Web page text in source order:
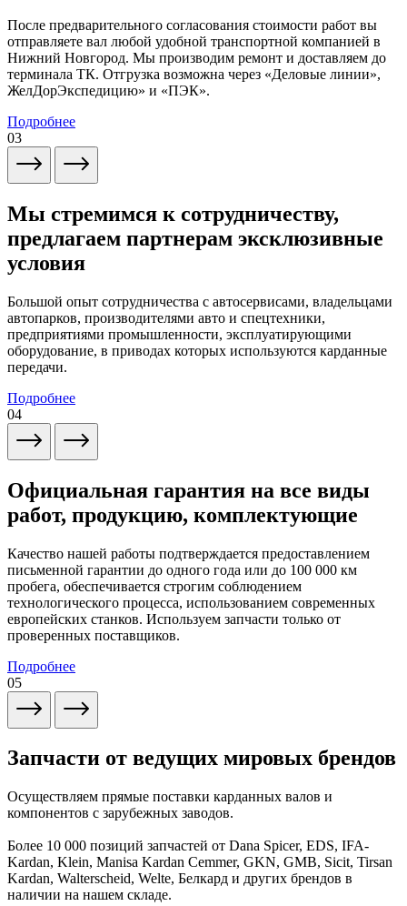
После предварительного согласования стоимости работ вы
отправляете вал любой удобной транспортной компанией в
Нижний Новгород. Мы производим ремонт и доставляем до
терминала ТК. Отгрузка возможна через «Деловые линии»,
ЖелДорЭкспедицию» и «ПЭК».
Подробнее
03
Мы стремимся к сотрудничеству,
предлагаем партнерам эксклюзивные
условия
Большой опыт сотрудничества с автосервисами, владельцами
автопарков, производителями авто и спецтехники,
предприятиями промышленности, эксплуатирующими
оборудование, в приводах которых используются карданные
передачи.
Подробнее
04
Официальная гарантия на все виды
работ, продукцию, комплектующие
Качество нашей работы подтверждается предоставлением
письменной гарантии до одного года или до 100 000 км
пробега, обеспечивается строгим соблюдением
технологического процесса, использованием современных
европейских станков. Используем запчасти только от
проверенных поставщиков.
Подробнее
05
Запчасти от ведущих мировых брендов
Осуществляем прямые поставки карданных валов и
компонентов с зарубежных заводов.
Более 10 000 позиций запчастей от Dana Spicer, EDS, IFA-
Kardan, Klein, Manisa Kardan Cemmer, GKN, GMB, Sicit, Tirsan
Kardan, Walterscheid, Welte, Белкард и других брендов в
наличии на нашем складе.